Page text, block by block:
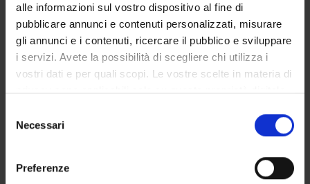
alle informazioni sul vostro dispositivo al fine di
pubblicare annunci e contenuti personalizzati, misurare
gli annunci e i contenuti, ricercare il pubblico e sviluppare
i servizi. Avete la possibilità di scegliere chi utilizza i
vostri dati e per quali scopi. Le vostre scelte in materia di
privacy sono applicabili solo su questa proprietà digitale
modificare o revocare il proprio consenso in qualsiasi
momento dalla Dichiarazione sui cookie o facendo clic
delNecessari
Preferenze
Insegnamenti
Bacheca avvisi
Organi collegiali e di governo
Orientamento allo Studio
DOTTORATI, MASTER E FORMAZIONE SUPERIORE